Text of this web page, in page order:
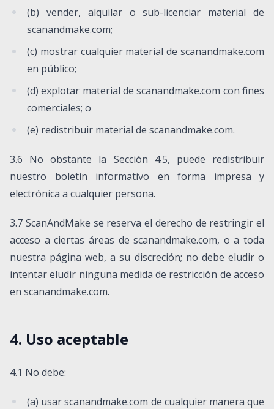
(b) vender, alquilar o sub-licenciar material de
scanandmake.com;
(c) mostrar cualquier material de scanandmake.com
en público;
(d) explotar material de scanandmake.com con fines
comerciales; o
(e) redistribuir material de scanandmake.com.
3.6 No obstante la Sección 4.5, puede redistribuir
nuestro boletín informativo en forma impresa y
electrónica a cualquier persona.
3.7 ScanAndMake se reserva el derecho de restringir el
acceso a ciertas áreas de scanandmake.com, o a toda
nuestra página web, a su discreción; no debe eludir o
intentar eludir ninguna medida de restricción de acceso
en scanandmake.com.
4. Uso aceptable
4.1 No debe:
(a) usar scanandmake.com de cualquier manera que